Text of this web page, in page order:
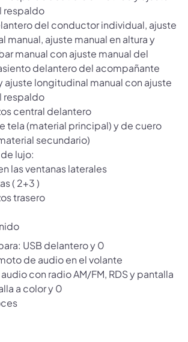
respaldo
del conductor individual, ajuste
manual, ajuste manual en altura y
manual con ajuste manual del
delantero del acompañante
ajuste longitudinal manual con ajuste
respaldo
central delantero
tela (material principal) y de cuero
secundario)
lujo:
las ventanas laterales
( 2+3 )
trasero
USB delantero y 0
de audio en el volante
con radio AM/FM, RDS y pantalla
a color y 0